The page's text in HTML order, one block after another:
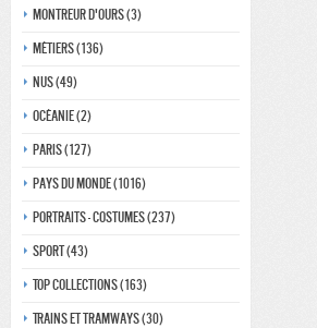
Montreur d'ours (3)
Métiers (136)
Nus (49)
Océanie (2)
Paris (127)
Pays du monde (1016)
Portraits - costumes (237)
Sport (43)
Top collections (163)
Trains et tramways (30)